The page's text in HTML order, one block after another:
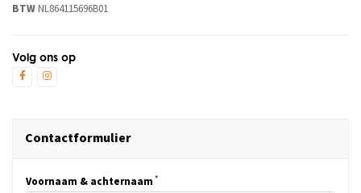
BTWNL864115696B01
Volg ons op
Contactformulier
Voornaam & achternaam